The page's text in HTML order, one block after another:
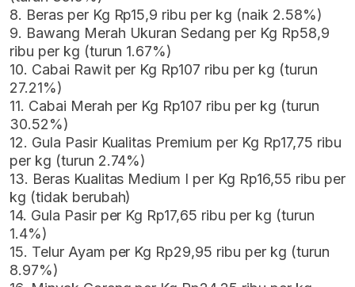
8. Beras per Kg Rp15,9 ribu per kg (naik 2.58%)
9. Bawang Merah Ukuran Sedang per Kg Rp58,9
ribu per kg (turun 1.67%)
10. Cabai Rawit per Kg Rp107 ribu per kg (turun
27.21%)
11. Cabai Merah per Kg Rp107 ribu per kg (turun
30.52%)
12. Gula Pasir Kualitas Premium per Kg Rp17,75 ribu
per kg (turun 2.74%)
13. Beras Kualitas Medium I per Kg Rp16,55 ribu per
kg (tidak berubah)
14. Gula Pasir per Kg Rp17,65 ribu per kg (turun
1.4%)
15. Telur Ayam per Kg Rp29,95 ribu per kg (turun
8.97%)